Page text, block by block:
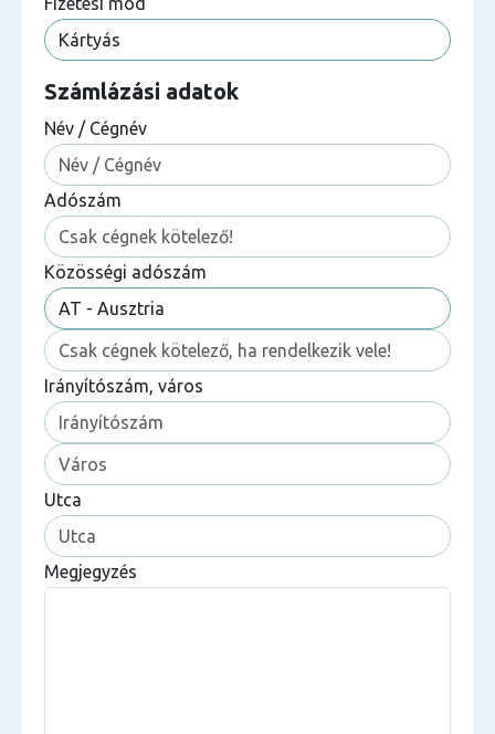
Számlázási adatok
Név / Cégnév
Adószám
Közösségi adószám
Irányítószám, város
Utca
Megjegyzés